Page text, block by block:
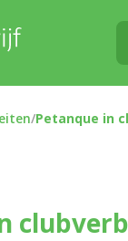
/Petanque in